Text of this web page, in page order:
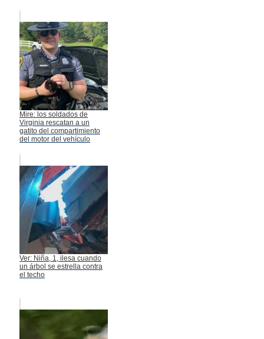
Mire: los soldados de
Virginia rescatan a un
gatito del compartimiento
del motor del vehículo
Ver: Niña, 1, ilesa cuando
un árbol se estrella contra
el techo